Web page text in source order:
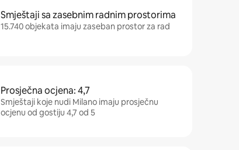
Smještaji sa zasebnim radnim prostorima
15.740 objekata imaju zaseban prostor za rad
Prosječna ocjena: 4,7
Smještaji koje nudi Milano imaju prosječnu
ocjenu od gostiju 4,7 od 5